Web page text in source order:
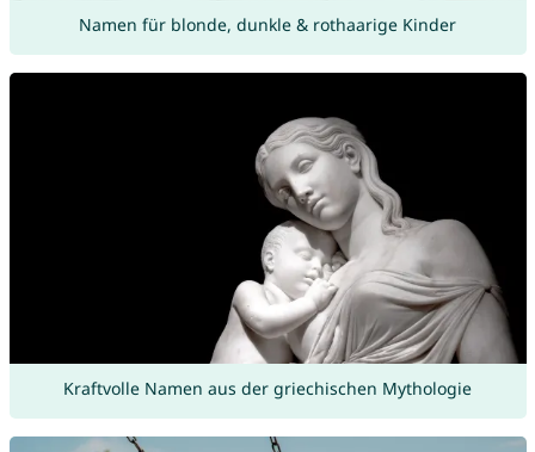
Namen für blonde, dunkle & rothaarige Kinder
Kraftvolle Namen aus der griechischen Mythologie